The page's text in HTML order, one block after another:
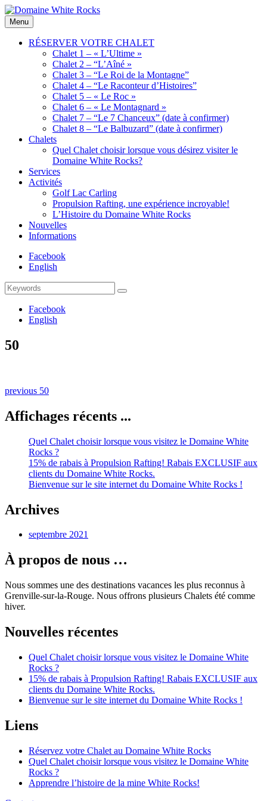
Skip
to
content
Domaine
White
Location
de
Chalets
Menu
RÉSERVER VOTRE CHALET
Chalet 1 – « L’Ultime »
Chalet 2 – “L’Aîné »
Chalet 3 – “Le Roi de la Montagne”
Chalet 4 – “Le Raconteur d’Histoires”
Chalet 5 – « Le Roc »
Chalet 6 – « Le Montagnard »
Chalet 7 – “Le 7 Chanceux” (date à confirmer)
Chalet 8 – “Le Balbuzard” (date à confirmer)
Chalets
Quel Chalet choisir lorsque vous désirez visiter le
Domaine White Rocks?
Services
Activités
Golf Lac Carling
Propulsion Rafting, une expérience incroyable!
L’Histoire du Domaine White Rocks
Nouvelles
Informations
Facebook
English
Search
for:
Search
Facebook
English
50
Naviguation
dans
les
publications
previous Previous
50
Affichages récents ...
Quel Chalet choisir lorsque vous visitez le Domaine White
Rocks ?
15% de rabais à Propulsion Rafting! Rabais EXCLUSIF aux
clients du Domaine White Rocks.
Bienvenue sur le site internet du Domaine White Rocks !
Archives
septembre 2021
À propos de nous …
Nous sommes une des destinations vacances les plus reconnus à
Grenville-sur-la-Rouge. Nous offrons plusieurs Chalets été comme
hiver.
Nouvelles récentes
Quel Chalet choisir lorsque vous visitez le Domaine White
Rocks ?
15% de rabais à Propulsion Rafting! Rabais EXCLUSIF aux
clients du Domaine White Rocks.
Bienvenue sur le site internet du Domaine White Rocks !
Liens
Réservez votre Chalet au Domaine White Rocks
Quel Chalet choisir lorsque vous visitez le Domaine White
Rocks ?
Apprendre l’histoire de la mine White Rocks!